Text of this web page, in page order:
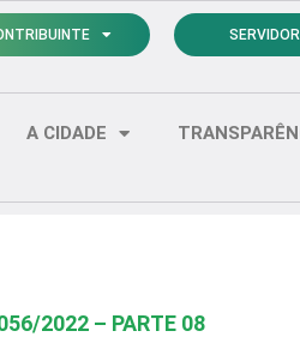
SERVIDOR
A CIDADE
2022 – PARTE 08